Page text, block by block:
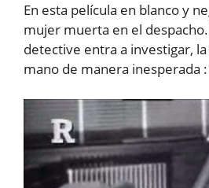
En esta película en blanco y
mujer muerta en el
detective entra a investigar,
mano de manera inesperada